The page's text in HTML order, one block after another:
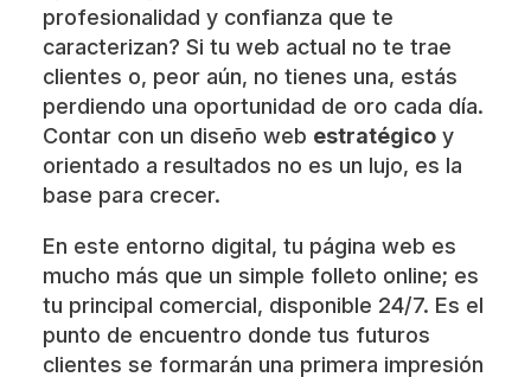
profesionalidad y confianza que te
caracterizan? Si tu web actual no te trae
clientes o, peor aún, no tienes una, estás
perdiendo una oportunidad de oro cada día.
Contar con un diseño web estratégicoy
orientado a resultados no es un lujo, es la
base para crecer.
En este entorno digital, tu página web es
mucho más que un simple folleto online; es
tu principal comercial, disponible 24/7. Es el
punto de encuentro donde tus futuros
clientes se formarán una primera impresión